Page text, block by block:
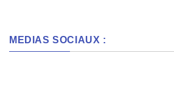
MEDIAS SOCIAUX :